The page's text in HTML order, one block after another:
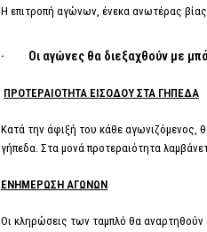
Η επιτροπή αγώνων, ένεκα ανωτέρας
· Οι αγώνες θα διεξαχθούν με
ΠΡΟΤΕΡΑΙΟΤΗΤΑ ΕΙΣΟΔΟΥ ΣΤΑ ΓΗΠΕΔΑ
Κατά την άφιξή του κάθε αγωνιζόμενος,
γήπεδα. Στα μονά προτεραιότητα
ΕΝΗΜΕΡΩΣΗ ΑΓΩΝΩΝ
Οι κληρώσεις των ταμπλό θα